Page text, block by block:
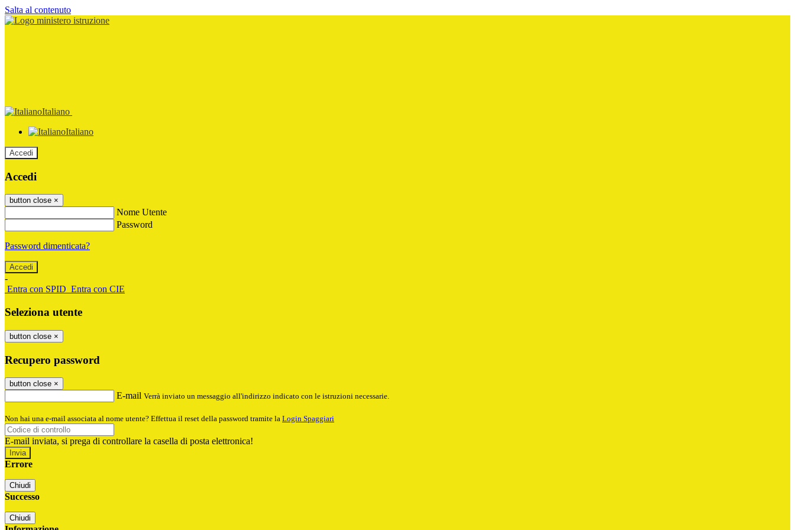
Salta al contenuto
Italiano
Italiano
Accedi
Accedi
button close ×
Nome Utente
Password
Password dimenticata?
-
Entra con SPID Entra con CIE
Seleziona utente
button close ×
Recupero password
button close ×
E-mail Verrà inviato un messaggio all'indirizzo indicato con le istruzioni necessarie.
Non hai una e-mail associata al nome utente? Effettua il reset della password tramite la Login Spaggiari
E-mail inviata, si prega di controllare la casella di posta elettronica!
Errore
Chiudi
Successo
Chiudi